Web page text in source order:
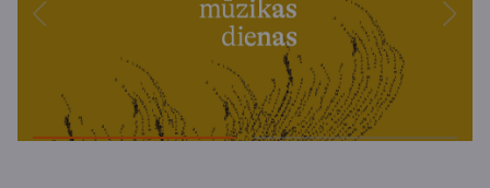
Previous Next